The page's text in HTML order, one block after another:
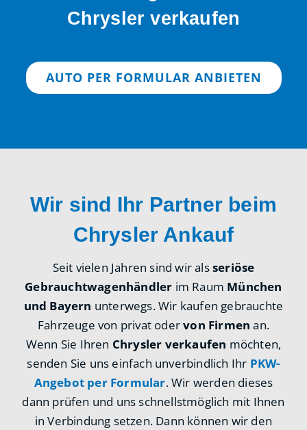
Chrysler verkaufen
AUTO PER FORMULAR ANBIETEN
Wir sind Ihr Partner beim
Chrysler Ankauf
Seit vielen Jahren sind wir alsseriöse
Gebrauchtwagenhändler im Raum München
und Bayern unterwegs. Wir kaufen gebrauchte
Fahrzeuge von privat odervon Firmen an.
Wenn Sie Ihren Chrysler verkaufen möchten,
senden Sie uns einfach unverbindlich Ihr PKW-
Angebot per Formular. Wir werden dieses
dann prüfen und uns schnellstmöglich mit Ihnen
in Verbindung setzen. Dann können wir den